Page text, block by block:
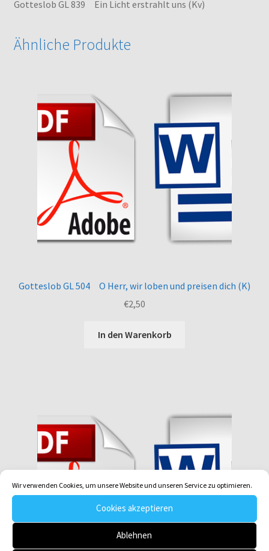
Wir verwenden Cookies, um unsere Website und unseren Service zu optimieren.
Cookies akzeptieren
Ablehnen
Gotteslob GL 839 Ein Licht erstrahlt uns (Kv)
Ähnliche Produkte
Gotteslob GL 504 O Herr, wir loben und preisen dich (K)
€2,50
In den Warenkorb